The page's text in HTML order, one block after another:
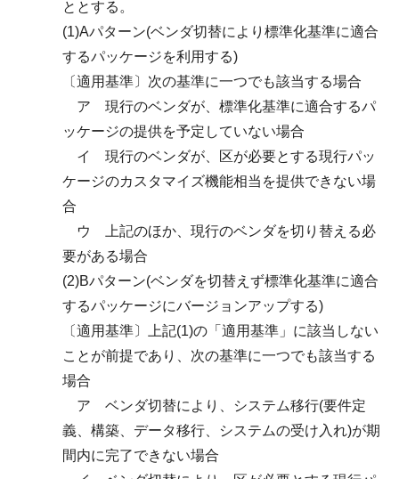
ととする。
(1)Aパターン(ベンダ切替により標準化基準に適合
するパッケージを利用する)
〔適用基準〕次の基準に一つでも該当する場合
ア 現行のベンダが、標準化基準に適合するパ
ッケージの提供を予定していない場合
イ 現行のベンダが、区が必要とする現行パッ
ケージのカスタマイズ機能相当を提供できない場
合
ウ 上記のほか、現行のベンダを切り替える必
要がある場合
(2)Bパターン(ベンダを切替えず標準化基準に適合
するパッケージにバージョンアップする)
〔適用基準〕上記(1)の「適用基準」に該当しない
ことが前提であり、次の基準に一つでも該当する
場合
ア ベンダ切替により、システム移行(要件定
義、構築、データ移行、システムの受け入れ)が期
間内に完了できない場合